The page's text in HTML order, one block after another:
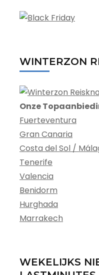
WINTERZON
Onze
Fuerteventura
Gran Canaria
Costa del Sol /
Tenerife
Valencia
Benidorm
Hurghada
Marrakech
WEKELIJKS